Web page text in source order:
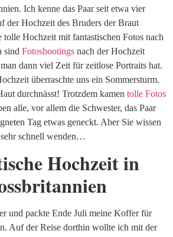
Ich kenne das Paar seit etwa vier
der Hochzeit des Bruders der Braut
tolle Hochzeit mit fantastischen Fotos nach
sind Fotoshootings nach der Hochzeit
dann viel Zeit für zeitlose Portraits hat.
überraschte uns ein Sommersturm.
durchnässt! Trotzdem kamen tolle Fotos
alle, vor allem die Schwester, das Paar
Tag etwas geneckt. Aber Sie wissen
schnell wenden…
Hochzeit in
und packte Ende Juli meine Koffer für
Auf der Reise dorthin wollte ich mit der